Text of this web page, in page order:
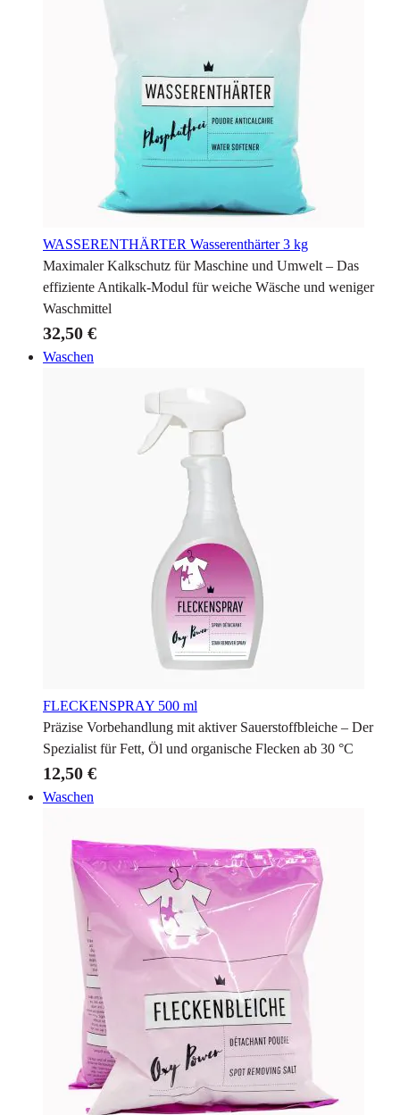
WASSERENTHÄRTER Wasserenthärter 3 kg
Maximaler Kalkschutz für Maschine und Umwelt – Das
effiziente Antikalk-Modul für weiche Wäsche und weniger
Waschmittel
32,50 €
Waschen
FLECKENSPRAY 500 ml
Präzise Vorbehandlung mit aktiver Sauerstoffbleiche – Der
Spezialist für Fett, Öl und organische Flecken ab 30 °C
12,50 €
Waschen